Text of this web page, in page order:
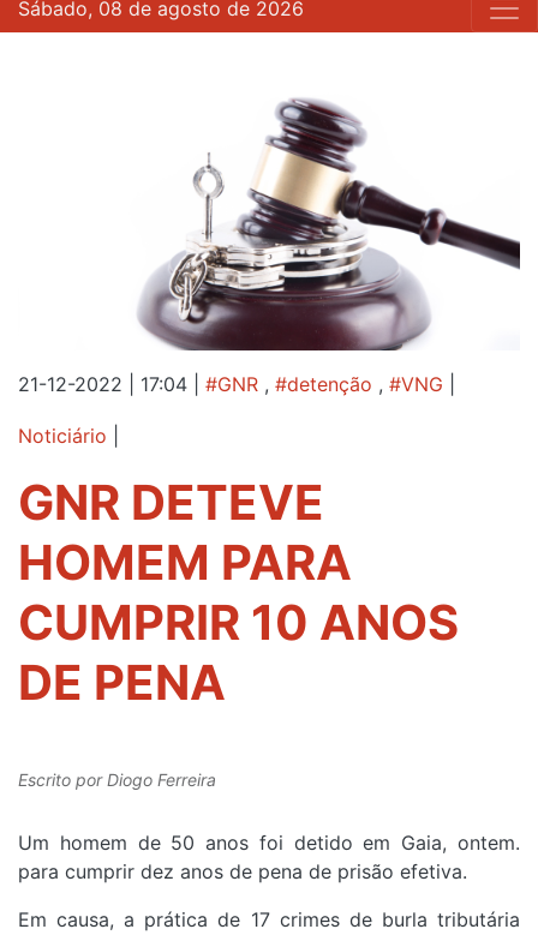
Sábado, 08 de agosto de 2026
21-12-2022 | 17:04 #GNR , #detenção , #VNG
Noticiário
GNR DETEVE
HOMEM PARA
CUMPRIR 10 ANOS
DE PENA
Escrito porDiogo Ferreira
Um homem de 50 anos foi detido em Gaia, ontem.
para cumprir dez anos de pena de prisão efetiva.
Em causa, a prática de 17 crimes de burla tributária